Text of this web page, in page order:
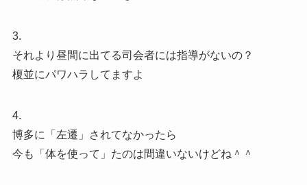
3.
それより昼間に出てる司会者には指導がないの？
榎並にパワハラしてますよ
4.
博多に「左遷」されてなかったら
今も「体を使って」たのは間違いないけどね＾＾